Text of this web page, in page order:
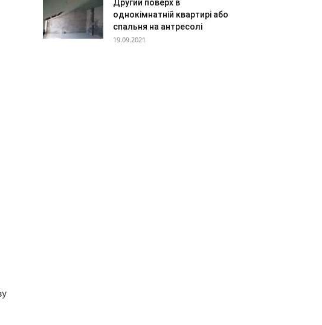
Другий поверх в
однокімнатній квартирі або
спальня на антресолі
19.09.2021